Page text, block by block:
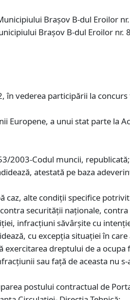
Braşov B-dul Eroilor
Braşov B-dul Eroilor nr.
vederea participării la
Europene, a unui stat parte la
2003-Codul muncii,
atestată pe baza
caz, alte condiţii specifice
securității naționale,
infracţiuni săvârşite cu
cu excepţia situaţiei în
dreptului de a
sau față de aceasta nu
postului contractual de